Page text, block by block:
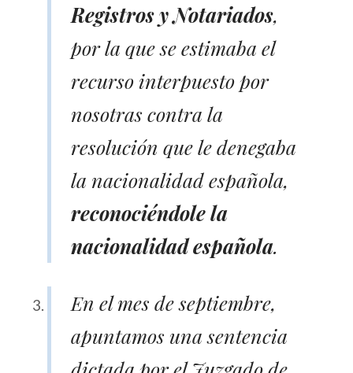
Registros y Notariados,
por la que se estimaba el
recurso interpuesto por
nosotras contra la
resolución que le denegaba
la nacionalidad española,
reconociéndole la
nacionalidad española.
En el mes de septiembre,
apuntamos una sentencia